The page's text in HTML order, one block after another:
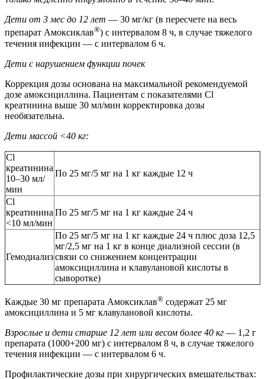
Дети от 3 мес до 12 лет — 30 мг/кг (в пересчете на весь
препарат Амоксиклав®) с интервалом 8 ч, в случае тяжелого
течения инфекции — с интервалом 6 ч.
Дети с нарушением функции почек
Коррекция дозы основана на максимальной рекомендуемой
дозе амоксициллина. Пациентам с показателями Cl
креатинина выше 30 мл/мин корректировка дозы
необязательна.
Дети массой <40 кг:
Cl
креатинина
10–30 мл/
мин
По 25 мг/5 мг на 1 кг каждые 12 ч
Cl
креатинина
<10 мл/мин
По 25 мг/5 мг на 1 кг каждые 24 ч
Гемодиализ
По 25 мг/5 мг на 1 кг каждые 24 ч плюс доза 12,5
мг/2,5 мг на 1 кг в конце диализной сессии (в
связи со снижением концентрации
амоксициллина и клавулановой кислоты в
сыворотке)
Каждые 30 мг препарата Амоксиклав® содержат 25 мг
амоксициллина и 5 мг клавулановой кислоты.
Взрослые и дети старше 12 лет или весом более 40 кг — 1,2 г
препарата (1000+200 мг) с интервалом 8 ч, в случае тяжелого
течения инфекции — с интервалом 6 ч.
Профилактические дозы при хирургических вмешательствах: